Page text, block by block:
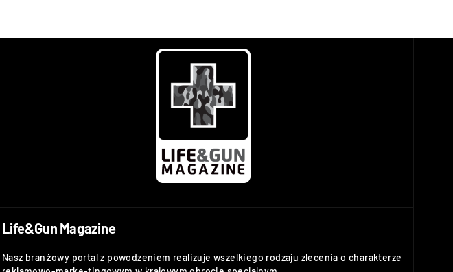
Life&Gun Magazine
Nasz branżowy portal z powodzeniem realizuje wszelkiego rodzaju zlecenia o charakterze